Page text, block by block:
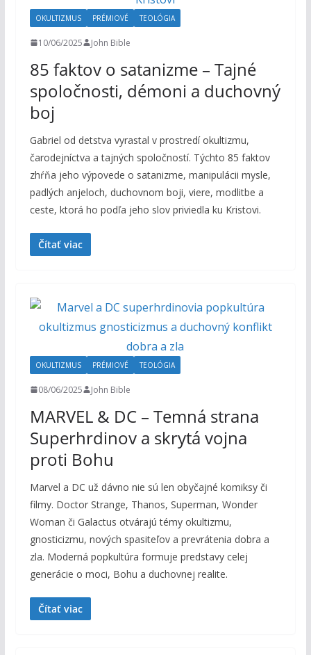
OKULTIZMUS PRÉMIOVÉ TEOLÓGIA
10/06/2025 John Bible
85 faktov o satanizme – Tajné
spoločnosti, démoni a duchovný
boj
Gabriel od detstva vyrastal v prostredí okultizmu,
čarodejníctva a tajných spoločností. Týchto 85 faktov
zhŕňa jeho výpovede o satanizme, manipulácii mysle,
padlých anjeloch, duchovnom boji, viere, modlitbe a
ceste, ktorá ho podľa jeho slov priviedla ku Kristovi.
Čítať viac
OKULTIZMUS PRÉMIOVÉ TEOLÓGIA
08/06/2025 John Bible
MARVEL & DC – Temná strana
Superhrdinov a skrytá vojna
proti Bohu
Marvel a DC už dávno nie sú len obyčajné komiksy či
filmy. Doctor Strange, Thanos, Superman, Wonder
Woman či Galactus otvárajú témy okultizmu,
gnosticizmu, nových spasiteľov a prevrátenia dobra a
zla. Moderná popkultúra formuje predstavy celej
generácie o moci, Bohu a duchovnej realite.
Čítať viac